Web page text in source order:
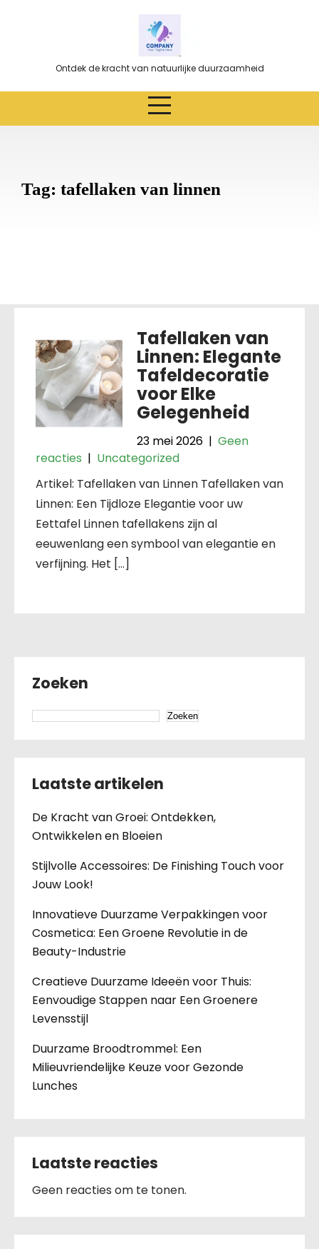
Ontdek de kracht van natuurlijke duurzaamheid
Tag: tafellaken van linnen
Tafellaken van
Linnen: Elegante
Tafeldecoratie
voor Elke
Gelegenheid
23 mei 2026 | Geen
reacties | Uncategorized
Artikel: Tafellaken van Linnen Tafellaken van
Linnen: Een Tijdloze Elegantie voor uw
Eettafel Linnen tafellakens zijn al
eeuwenlang een symbool van elegantie en
verfijning. Het […]
Zoeken
Zoeken
Laatste artikelen
De Kracht van Groei: Ontdekken,
Ontwikkelen en Bloeien
Stijlvolle Accessoires: De Finishing Touch voor
Jouw Look!
Innovatieve Duurzame Verpakkingen voor
Cosmetica: Een Groene Revolutie in de
Beauty-Industrie
Creatieve Duurzame Ideeën voor Thuis:
Eenvoudige Stappen naar Een Groenere
Levensstijl
Duurzame Broodtrommel: Een
Milieuvriendelijke Keuze voor Gezonde
Lunches
Laatste reacties
Geen reacties om te tonen.